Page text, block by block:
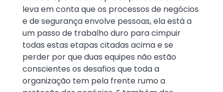
leva em conta que os processos de negócios
e de segurança envolve pessoas, ela está a
um passo de trabalho duro para cimpuir
todas estas etapas citadas acima e se
perder por que duas equipes não estão
conscientes os desafios que toda a
organização tem pela frente rumo a